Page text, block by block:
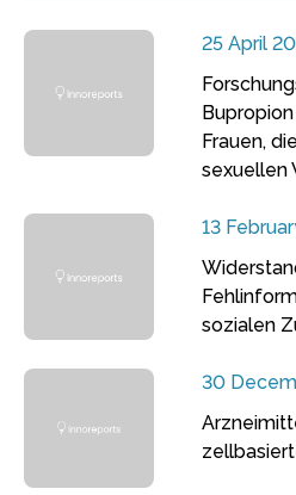
25 April
Frauen,
sexuellen
13
sozialen
30